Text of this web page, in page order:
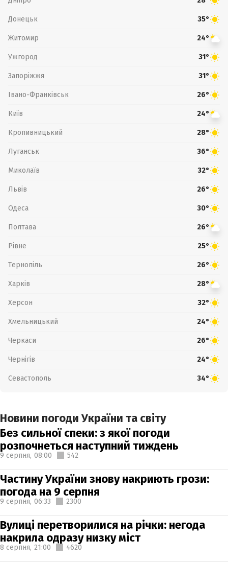
Донецьк 35°
Житомир 24°
Ужгород 31°
Запоріжжя 31°
Івано-Франківськ 26°
Київ 24°
Кропивницький 28°
Луганськ 36°
Миколаїв 32°
Львів 26°
Одеса 30°
Полтава 26°
Рівне 25°
Тернопіль 26°
Харків 28°
Херсон 32°
Хмельницький 24°
Черкаси 26°
Чернігів 24°
Севастополь 34°
Новини погоди України та світу
Без сильної спеки: з якої погоди
розпочнеться наступний тиждень
9 серпня, 08:00 542
Частину України знову накриють грози:
погода на 9 серпня
9 серпня, 06:33 2300
Вулиці перетворилися на річки: негода
накрила одразу низку міст
8 серпня, 21:00 4620